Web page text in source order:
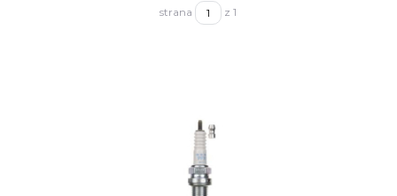
strana z 1